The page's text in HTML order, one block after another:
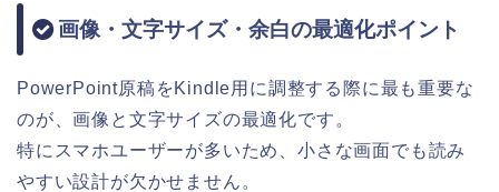
画像・文字サイズ・余白の最適化ポイント
PowerPoint原稿をKindle用に調整する際に最も重要な
のが、画像と文字サイズの最適化です。
特にスマホユーザーが多いため、小さな画面でも読み
やすい設計が欠かせません。